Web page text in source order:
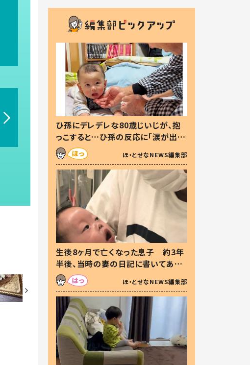
ひ孫にデレデレな80歳じいじが、抱
っこすると…ひ孫の反応に「涙が出ま
した」「可愛くて仕方ない」
ほ・とせなNEWS編集部
生後8ヶ月で亡くなった息子 約3年
半後、当時の妻の日記に書いてあっ
た本音とは
ほ・とせなNEWS編集部